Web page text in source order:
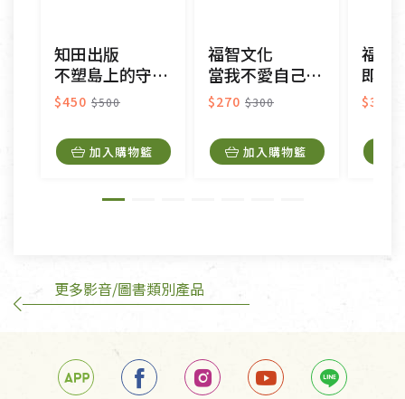
接受原片換新。
衣飾鞋類-如T恤，如於送達後水洗或污損者。
美容保養用品、內衣褲、襪子、口罩等私人消耗性產
內衣褲、襪子、口罩個人衛生用品除商品本身有瑕疵
外,依據《通訊交易解除權合理例外情事適用準
訂購手抄稿退貨需知：
若未保持原包裝方式或未使用原箱退回，導致書籍有
任何折損、磨損、污損或凹角，將不接受退貨，也不
知田出版
不塑島上的守護者：大手牽小手，師生減塑GO!
$450 $500
加入購物籃
福智文化
當我不愛自己時：正念，讓你重拾力量，找回自己
$270 $300
加入購物籃
福智
即使
$324
更多影音/圖書類別產品